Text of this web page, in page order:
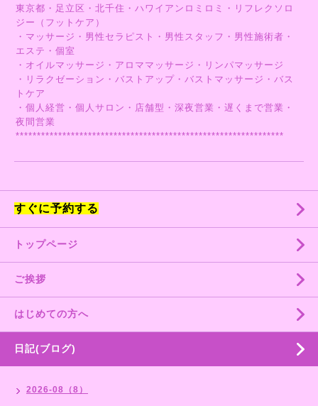
東京都・足立区・北千住・ハワイアンロミロミ・リフレクソロ
ジー（フットケア）
・マッサージ・男性セラピスト・男性スタッフ・男性施術者・
エステ・個室
・オイルマッサージ・アロママッサージ・リンパマッサージ
・リラクゼーション・バストアップ・バストマッサージ・バス
トケア
・個人経営・個人サロン・店舗型・深夜営業・遅くまで営業・
夜間営業
***************************************************************
すぐに予約する
トップページ
ご挨拶
はじめての方へ
日記(ブログ)
2026-08（8）